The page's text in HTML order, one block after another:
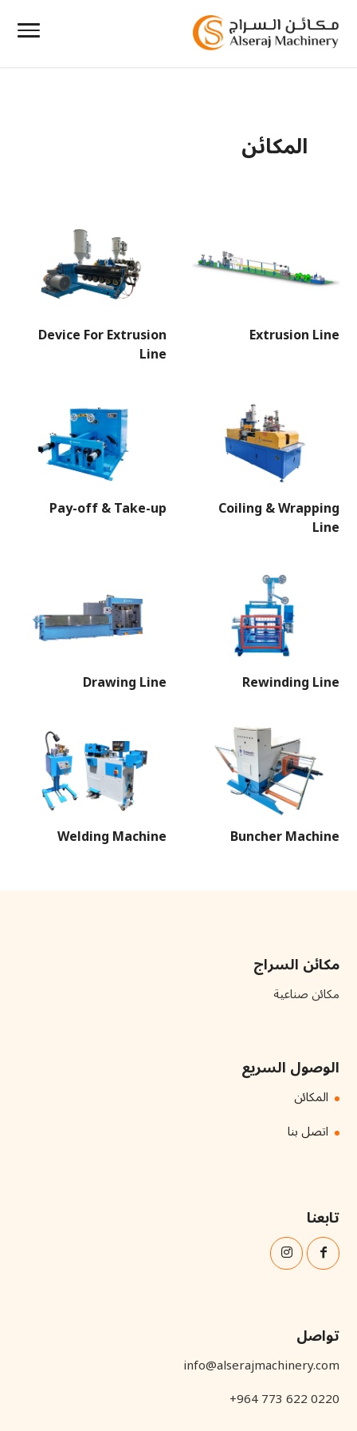
المكائن
Extrusion Line
Device For Extrusion
Line
Coiling & Wrapping
Line
Pay-off & Take-up
Rewinding Line
Drawing Line
Buncher Machine
Welding Machine
مكائن السراج
مكائن صناعية
الوصول السريع
المكائن
اتصل بنا
تابعنا
تواصل
info@alserajmachinery.com
+964 773 622 0220